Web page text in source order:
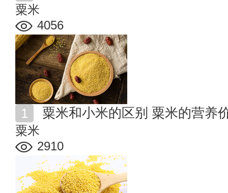
粟米
4056
粟米和小米的区别 粟米的营养
粟米
2910